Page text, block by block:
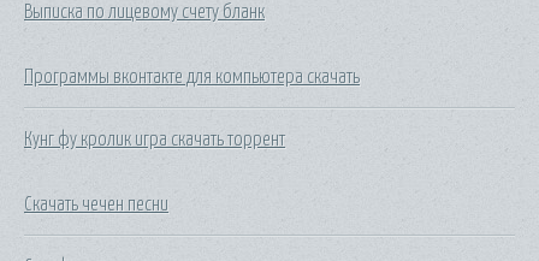
Выписка по лицевому счету бланк
Программы вконтакте для компьютера скачать
Кунг фу кролик игра скачать торрент
Скачать чечен песни